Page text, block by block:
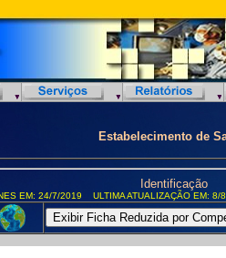
Estabelecimento de
Identificação
EM: 24/7/2019 ULTIMA ATUALIZAÇÃO EM: